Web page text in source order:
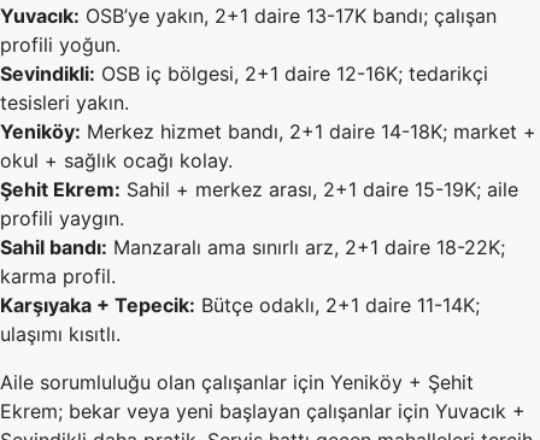
Yuvacık: OSB’ye yakın, 2+1 daire 13-17K bandı; çalışan
profili yoğun.
Sevindikli: OSB iç bölgesi, 2+1 daire 12-16K; tedarikçi
tesisleri yakın.
Yeniköy: Merkez hizmet bandı, 2+1 daire 14-18K; market +
okul + sağlık ocağı kolay.
Şehit Ekrem: Sahil + merkez arası, 2+1 daire 15-19K; aile
profili yaygın.
Sahil bandı: Manzaralı ama sınırlı arz, 2+1 daire 18-22K;
karma profil.
Karşıyaka + Tepecik: Bütçe odaklı, 2+1 daire 11-14K;
ulaşımı kısıtlı.
Aile sorumluluğu olan çalışanlar için Yeniköy + Şehit
Ekrem; bekar veya yeni başlayan çalışanlar için Yuvacık +